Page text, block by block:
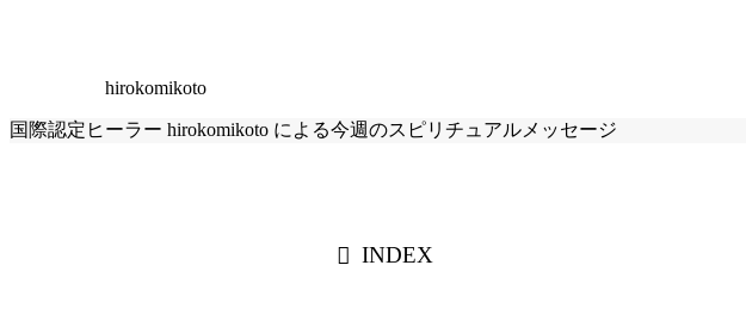
hirokomikoto
国際認定ヒーラー hirokomikoto による今週のスピリチュアルメッセージ
INDEX